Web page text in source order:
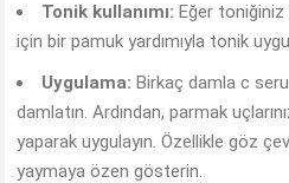
Tonik kullanımı: Eğer toniğiniz
için bir pamuk yardımıyla tonik
Uygulama: Birkaç damla c
damlatın. Ardından, parmak
yaparak uygulayın. Özellikle göz
yaymaya özen gösterin.